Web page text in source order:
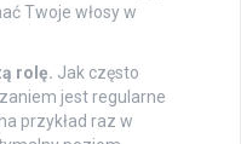
Twoje włosy w
rolę. Jak często
jest regularne
przykład raz w